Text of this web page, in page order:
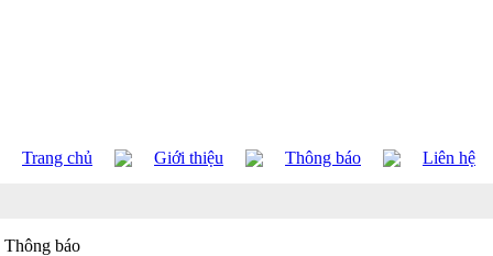
Trang chủ Giới thiệu Thông báo Liên hệ
Thông báo